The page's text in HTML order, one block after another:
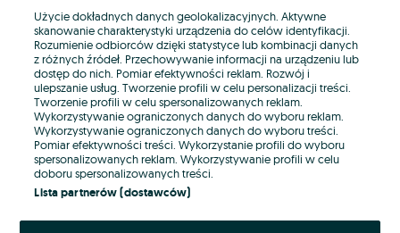
E-mail
Hasło
Nie pamiętasz hasła?
Użycie dokładnych danych geolokalizacyjnych. Aktywne
skanowanie charakterystyki urządzenia do celów identyfikacji.
Rozumienie odbiorców dzięki statystyce lub kombinacji danych
z różnych źródeł. Przechowywanie informacji na urządzeniu lub
dostęp do nich. Pomiar efektywności reklam. Rozwój i
ulepszanie usług. Tworzenie profili w celu personalizacji treści.
Tworzenie profili w celu spersonalizowanych reklam.
Wykorzystywanie ograniczonych danych do wyboru reklam.
Wykorzystywanie ograniczonych danych do wyboru treści.
Pomiar efektywności treści. Wykorzystanie profili do wyboru
spersonalizowanych reklam. Wykorzystywanie profili w celu
doboru spersonalizowanych treści.
Lista partnerów (dostawców)